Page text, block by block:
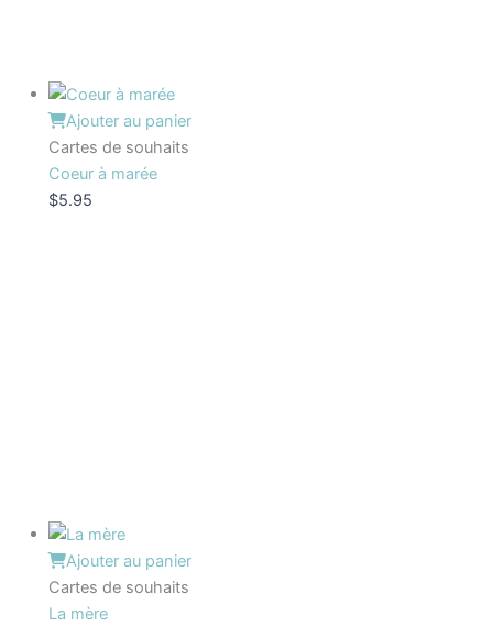
Ajouter au panier
Cartes de souhaits
Coeur à marée
$5.95
Ajouter au panier
Cartes de souhaits
La mère